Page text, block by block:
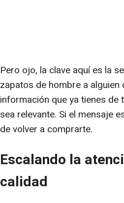
Pero ojo, la clave aquí es la
zapatos de hombre a
información que ya tienes de
sea relevante. Si el mensaje
de volver a comprarte.
Escalando la
calidad